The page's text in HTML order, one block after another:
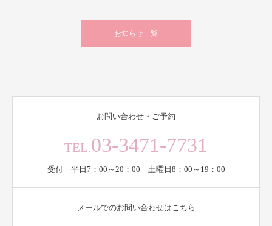
お知らせ一覧
お問い合わせ・ご予約
TEL.03-3471-7731
受付 平日7：00～20：00 土曜日8：00～19：00
メールでのお問い合わせはこちら